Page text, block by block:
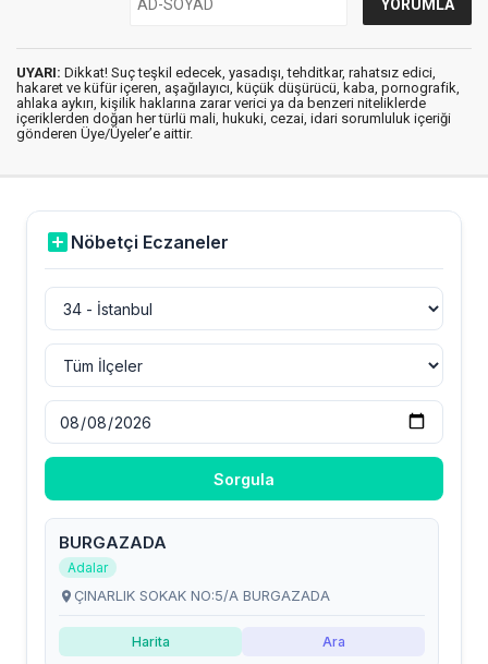
UYARI: Dikkat! Suç teşkil edecek, yasadışı, tehditkar, rahatsız edici,
hakaret ve küfür içeren, aşağılayıcı, küçük düşürücü, kaba, pornografik,
ahlaka aykırı, kişilik haklarına zarar verici ya da benzeri niteliklerde
içeriklerden doğan her türlü mali, hukuki, cezai, idari sorumluluk içeriği
gönderen Üye/Üyeler’e aittir.